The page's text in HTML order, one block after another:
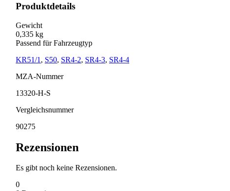
Produktdetails
Gewicht
0,335 kg
Passend für Fahrzeugtyp
KR51/1 , S50, SR4-2, SR4-3, SR4-4
MZA-Nummer
13320-H-S
Vergleichsnummer
90275
Rezensionen
Es gibt noch keine Rezensionen.
0